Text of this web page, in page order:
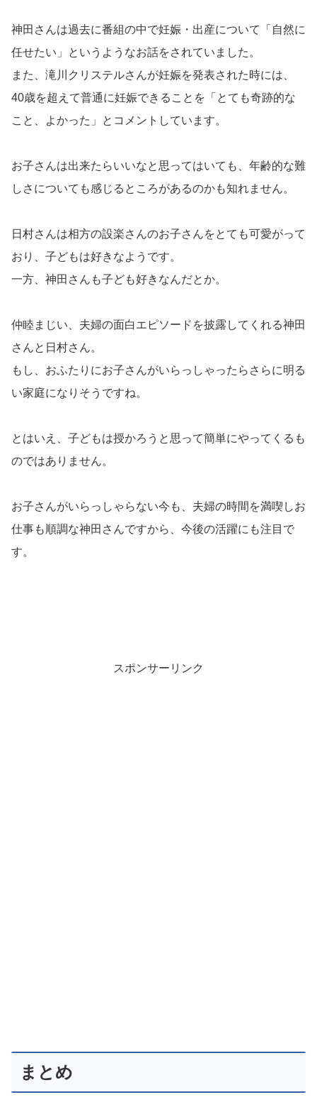
神田さんは過去に番組の中で妊娠・出産について「自然に
任せたい」というようなお話をされていました。
また、滝川クリステルさんが妊娠を発表された時には、
40歳を超えて普通に妊娠できることを「とても奇跡的な
こと、よかった」とコメントしています。
お子さんは出来たらいいなと思ってはいても、年齢的な難
しさについても感じるところがあるのかも知れません。
日村さんは相方の設楽さんのお子さんをとても可愛がって
おり、子どもは好きなようです。
一方、神田さんも子ども好きなんだとか。
仲睦まじい、夫婦の面白エピソードを披露してくれる神田
さんと日村さん。
もし、おふたりにお子さんがいらっしゃったらさらに明る
い家庭になりそうですね。
とはいえ、子どもは授かろうと思って簡単にやってくるも
のではありません。
お子さんがいらっしゃらない今も、夫婦の時間を満喫しお
仕事も順調な神田さんですから、今後の活躍にも注目で
す。
スポンサーリンク
まとめ